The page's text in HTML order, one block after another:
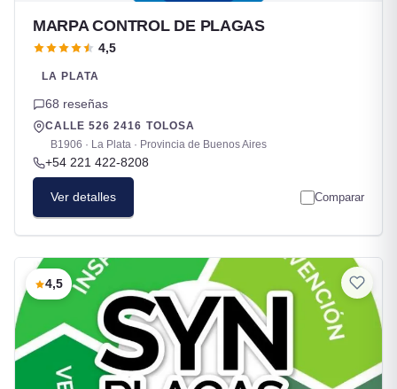
MARPA CONTROL DE PLAGAS
4,5
LA PLATA
68 reseñas
CALLE 526 2416 TOLOSA
B1906 · La Plata · Provincia de Buenos Aires
+54 221 422-8208
Ver detalles Comparar
4,5